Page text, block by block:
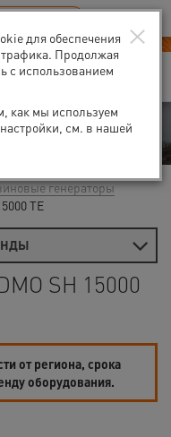
RU EN
генераторы
ТЕ
SH 15000
от региона, срока
оборудования.
×
для обеспечения
трафика. Продолжая
с использованием
как мы используем
см. в нашей